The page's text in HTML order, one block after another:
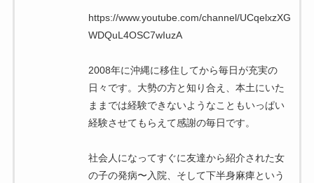
https://www.youtube.com/channel/UCqelxzXG
WDQuL4OSC7wIuzA
2008年に沖縄に移住してから毎日が充実の
日々です。大勢の方と知り合え、本土にいた
ままでは経験できないようなこともいっぱい
経験させてもらえて感謝の毎日です。
社会人になってすぐに友達から紹介された女
の子の発病〜入院、そして下半身麻痺という